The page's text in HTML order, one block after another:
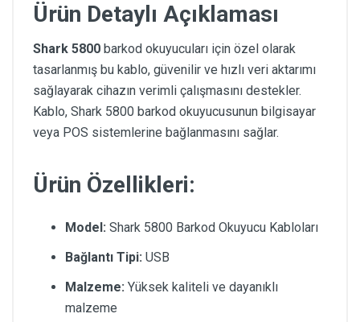
Ürün Detaylı Açıklaması
Shark 5800 barkod okuyucuları için özel olarak
tasarlanmış bu kablo, güvenilir ve hızlı veri aktarımı
sağlayarak cihazın verimli çalışmasını destekler.
Kablo, Shark 5800 barkod okuyucusunun bilgisayar
veya POS sistemlerine bağlanmasını sağlar.
Ürün Özellikleri:
Model: Shark 5800 Barkod Okuyucu Kabloları
Bağlantı Tipi: USB
Malzeme: Yüksek kaliteli ve dayanıklı
malzeme